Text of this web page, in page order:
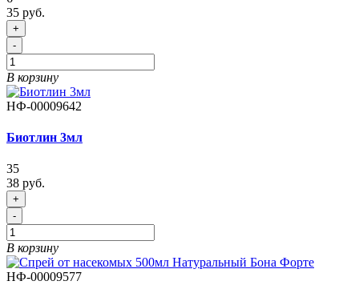
35 руб.
+
-
В корзину
НФ-00009642
Биотлин 3мл
35
38 руб.
+
-
В корзину
НФ-00009577